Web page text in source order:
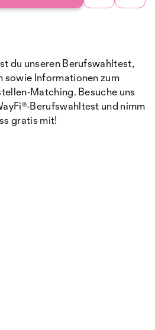
du unseren Berufswahltest,
sowie Informationen zum
Besuche uns
und nimm
gratis mit!